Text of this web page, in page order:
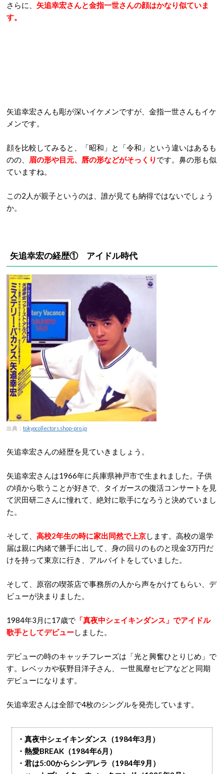
さらに、 矢追幸宏さんと金指一世さんの顔はかなり似ていま
す。
矢追幸宏さんも彫が深いイケメンですが、金指一世さんもイケ
メンです。
顔を比較してみると、「昭和」と「令和」という違いはあるも
のの、
眉の形や目元、唇の形などがそっくり です。鼻の形も似
ていますね。
この2人が親子というのは、誰が見ても納得ではないでしょう
か。
矢追幸宏の経歴① アイドル時代
出典： tokyocollectors.shop-pro.jp
矢追幸宏さんの経歴を見ていきましょう。
矢追幸宏さんは1966年に兵庫県神戸市で生まれました。子供
の頃から歌うことが好きで、タイガースの復活コンサートを見
て沢田研二さんに憧れて、絶対に歌手になろうと決めていまし
た。
そして、 高校2年生の時に家出同然で上京します。高校の退学
届は親に内緒で勝手に出して、身の回りのものと現金3万円だ
けを持って東京に行き、アルバイトをしていました。
そして、原宿の喫茶店で事務所の人から声をかけてもらい、デ
ビューが決まりました。
1984年3月に17歳で 「真夜中シェイキンダンス」でアイドル
歌手としてデビューしました。
デビューの時のキャッチフレーズは「光と興奮ひとりじめ」で
す。レベッカや荻野目洋子さん、 一世風靡セピアなどと同期
デビューになります。
矢追幸宏さんは全部で4枚のシングルを発売しています。
・真夜中シェイキンダンス（1984年3月）
・熱愛BREAK（1984年6月）
・君は5:00からシンデレラ（1984年9月）